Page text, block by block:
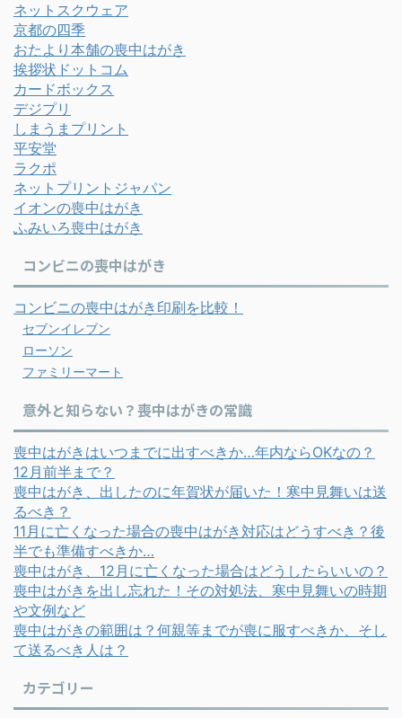
ネットスクウェア
京都の四季
おたより本舗の喪中はがき
挨拶状ドットコム
カードボックス
デジプリ
しまうまプリント
平安堂
ラクポ
ネットプリントジャパン
イオンの喪中はがき
ふみいろ喪中はがき
コンビニの喪中はがき
コンビニの喪中はがき印刷を比較！
セブンイレブン
ローソン
ファミリーマート
意外と知らない？喪中はがきの常識
喪中はがきはいつまでに出すべきか…年内ならOKなの？
12月前半まで？
喪中はがき、出したのに年賀状が届いた！寒中見舞いは送
るべき？
11月に亡くなった場合の喪中はがき対応はどうすべき？後
半でも準備すべきか…
喪中はがき、12月に亡くなった場合はどうしたらいいの？
喪中はがきを出し忘れた！その対処法、寒中見舞いの時期
や文例など
喪中はがきの範囲は？何親等までが喪に服すべきか、そし
て送るべき人は？
カテゴリー